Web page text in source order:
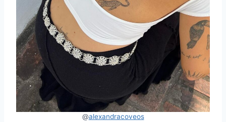
@alexandracoveos